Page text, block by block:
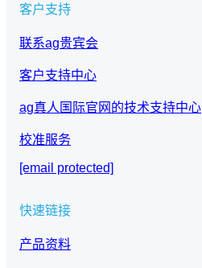
客户支持
联系ag贵宾会
客户支持中心
ag真人国际官网的技术支持中心
校准服务
[email protected]
快速链接
产品资料